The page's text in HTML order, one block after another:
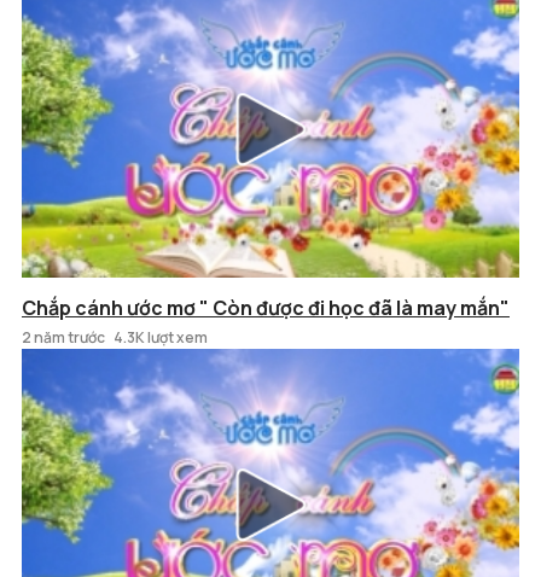
Chắp cánh ước mơ " Còn được đi học đã là may mắn"
2 năm trước 4.3K lượt xem